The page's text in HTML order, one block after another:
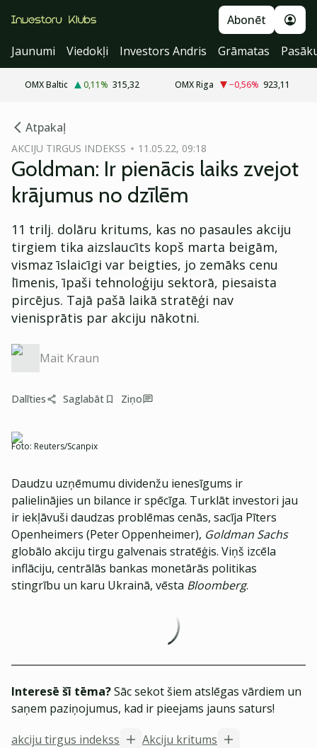
Abonēt
Jaunumi
Viedokļi Investors Andris Grāmatas
OMX Baltic 0,11% 315,32 OMX Riga −0,56% 923,11
Atpakaļ
AKCIJU TIRGUS INDEKSS 11.05.22, 09:18
Goldman: Ir pienācis laiks zvejot
krājumus no dzīlēm
11 trilj. dolāru kritums, kas no pasaules akciju
tirgiem tika aizslaucīts kopš marta beigām,
vismaz īslaicīgi var beigties, jo zemāks cenu
līmenis, īpaši tehnoloģiju sektorā, piesaista
pircējus. Tajā pašā laikā stratēģi nav
vienisprātis par akciju nākotni.
Mait Kraun
Dalīties Saglabāt Ziņo
Foto: Reuters/Scanpix
Daudzu uzņēmumu dividenžu ienesīgums ir
palielinājies un bilance ir spēcīga. Turklāt investori jau
ir iekļāvuši daudzas problēmas cenās, sacīja Pīters
Openheimers (Peter Oppenheimer), Goldman Sachs
globālo akciju tirgu galvenais stratēģis. Viņš izcēla
inflāciju, centrālās bankas monetārās politikas
stingrību un karu Ukrainā, vēsta Bloomberg.
Interesē šī tēma?Sāc sekot šiem atslēgas vārdiem un
saņem paziņojumus, kad ir pieejams jauns saturs!
akciju tirgus indekss
Akciju kritums